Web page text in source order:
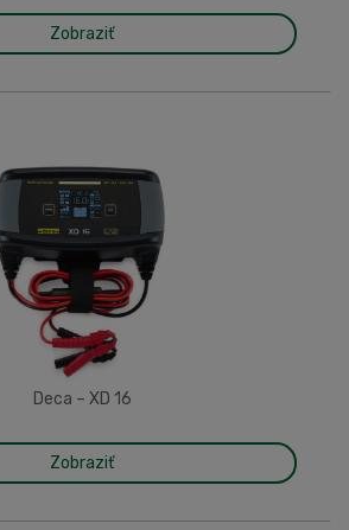
Zobraziť
Deca – XD 16
Zobraziť